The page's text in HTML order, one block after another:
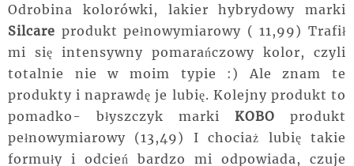
Odrobina kolorówki, lakier hybrydowy marki
Silcare produkt pełnowymiarowy ( 11,99) Trafił
mi się intensywny pomarańczowy kolor, czyli
totalnie nie w moim typie :) Ale znam te
produkty i naprawdę je lubię. Kolejny produkt to
pomadko- błyszczyk marki KOBO produkt
pełnowymiarowy (13,49) I chociaż lubię takie
formuły i odcień bardzo mi odpowiada, czuje